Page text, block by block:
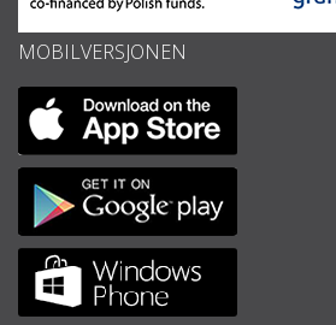
MOBILVERSJONEN